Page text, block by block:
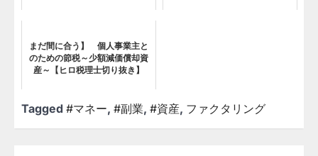
まだ間に合う】 個人事業主と
のための節税～少額減価償却資
産～【ヒロ税理士切り抜き】
Tagged #マネー, #副業, #資産, ファクタリング